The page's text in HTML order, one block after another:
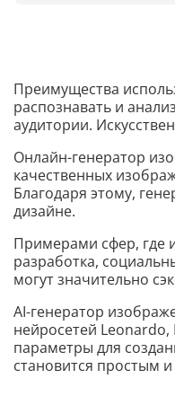
Преимущества
распознавать и
аудитории.
Онлайн-генератор
качественных
Благодаря этому,
дизайне.
Примерами сфер, где
разработка,
могут значительно
AI-генератор
нейросетей
параметры для
становится простым